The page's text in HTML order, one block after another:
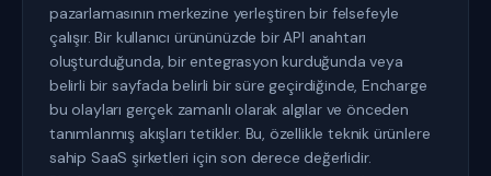
pazarlamasının merkezine yerleştiren bir felsefeyle
çalışır. Bir kullanıcı ürününüzde bir API anahtarı
oluşturduğunda, bir entegrasyon kurduğunda veya
belirli bir sayfada belirli bir süre geçirdiğinde, Encharge
bu olayları gerçek zamanlı olarak algılar ve önceden
tanımlanmış akışları tetikler. Bu, özellikle teknik ürünlere
sahip SaaS şirketleri için son derece değerlidir.